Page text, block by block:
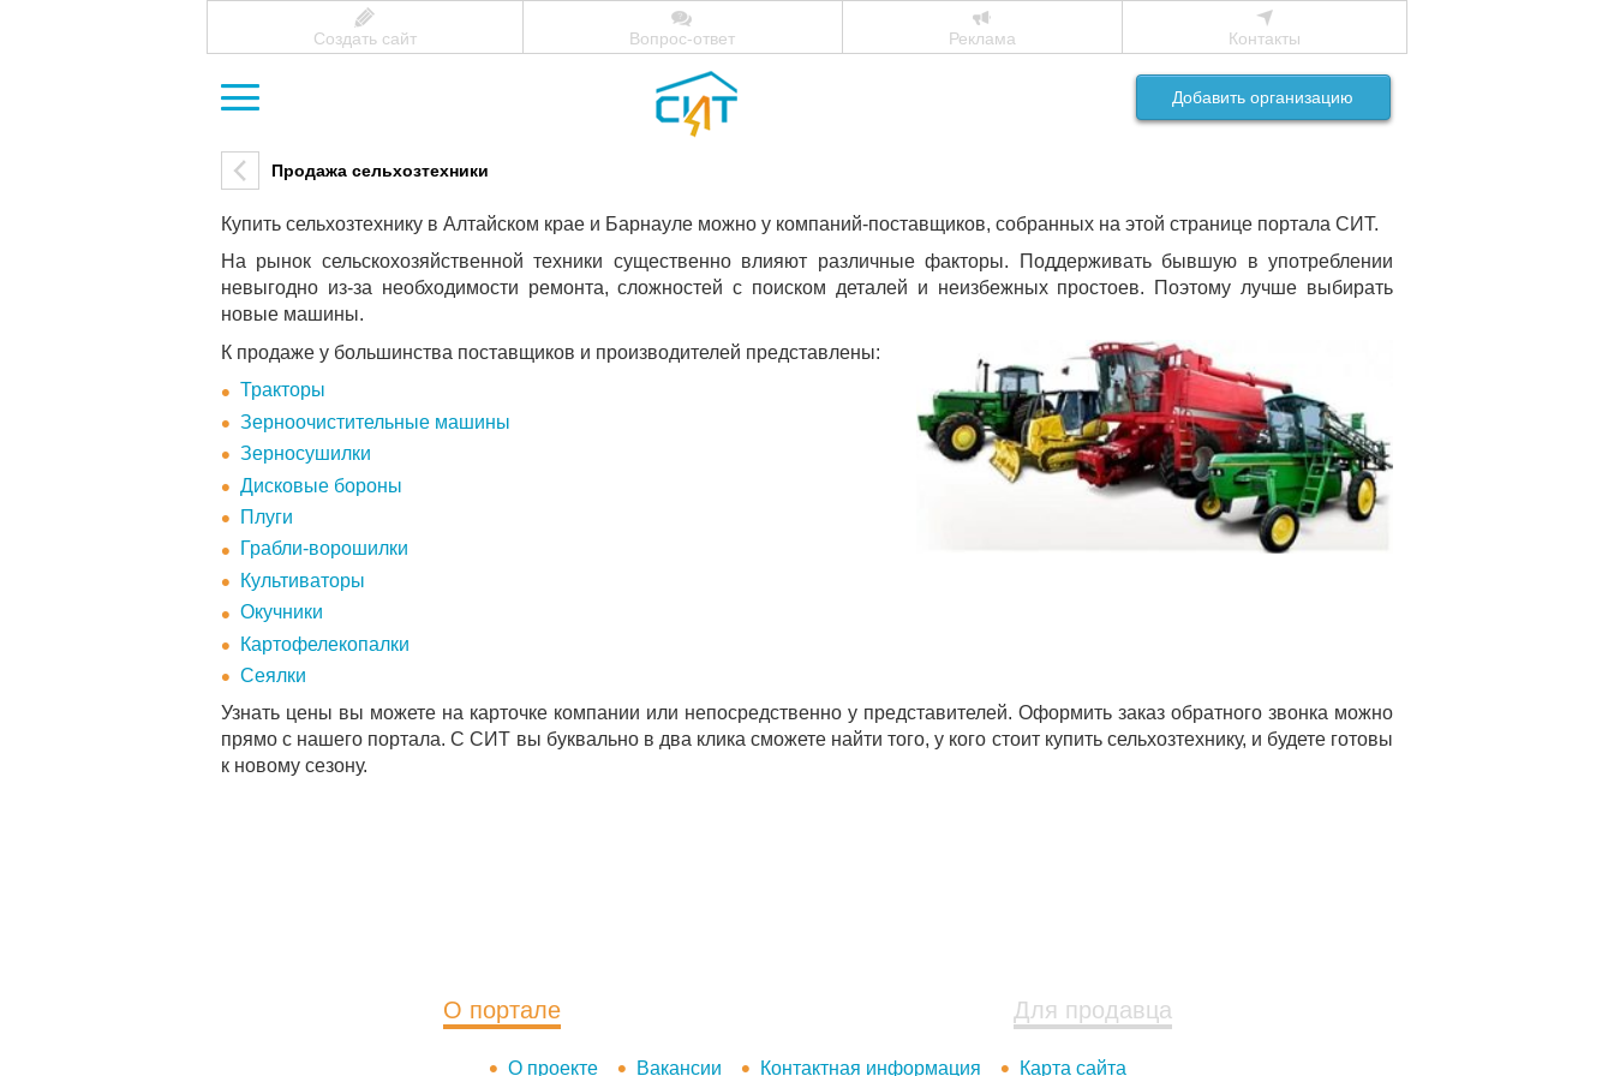
Создать сайт Вопрос-ответ Реклама Контакты
Добавить организацию
Продажа сельхозтехники
Купить сельхозтехнику в Алтайском крае и Барнауле можно у компаний-поставщиков, собранных на этой странице портала СИТ.
На рынок сельскохозяйственной техники существенно влияют различные факторы. Поддерживать бывшую в употреблении
невыгодно из-за необходимости ремонта, сложностей с поиском деталей и неизбежных простоев. Поэтому лучше выбирать
новые машины.
К продаже у большинства поставщиков и производителей представлены:
Тракторы
Зерноочистительные машины
Зерносушилки
Дисковые бороны
Плуги
Грабли-ворошилки
Культиваторы
Окучники
Картофелекопалки
Сеялки
Узнать цены вы можете на карточке компании или непосредственно у представителей. Оформить заказ обратного звонка можно
прямо с нашего портала. С СИТ вы буквально в два клика сможете найти того, у кого стоит купить сельхозтехнику, и будете готовы
к новому сезону.
О портале Для продавца
О проекте Вакансии Контактная информация Карта сайта